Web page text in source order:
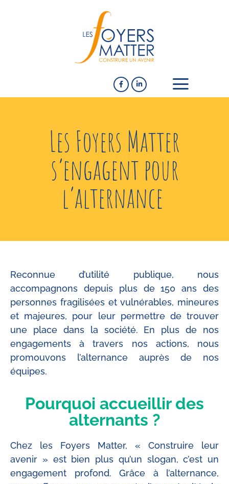
Les Foyers Matter
s’engagent pour
l’alternance
Reconnue d’utilité publique, nous
accompagnons depuis plus de 150 ans des
personnes fragilisées et vulnérables, mineures
et majeures, pour leur permettre de trouver
une place dans la société. En plus de nos
engagements à travers nos actions, nous
promouvons l’alternance auprès de nos
équipes.
Pourquoi accueillir des
alternants ?
Chez les Foyers Matter, « Construire leur
avenir » est bien plus qu’un slogan, c’est un
engagement profond. Grâce à l’alternance,